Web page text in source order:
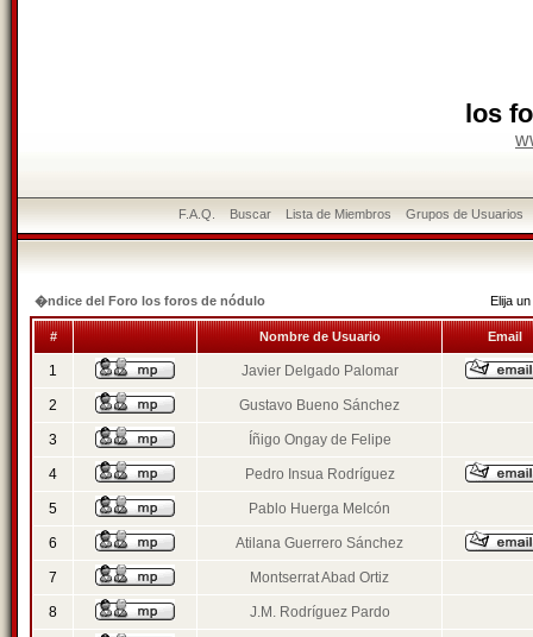
los
F.A.Q. Buscar Lista de Miembros Grupos de Usuarios
�ndice del Foro los foros de nódulo Elija
# Nombre de Usuario Email
1 Javier Delgado Palomar
2 Gustavo Bueno Sánchez
3 Íñigo Ongay de Felipe
4 Pedro Insua Rodríguez
5 Pablo Huerga Melcón
6 Atilana Guerrero Sánchez
7 Montserrat Abad Ortiz
8 J.M. Rodríguez Pardo